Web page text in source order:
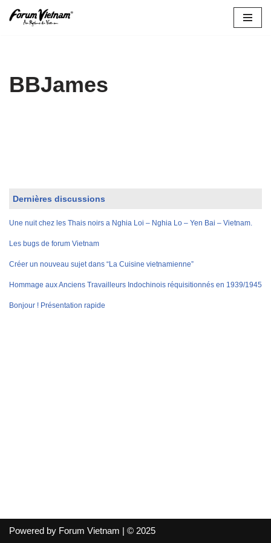
BBJames
Dernières discussions
Une nuit chez les Thais noirs a Nghia Loi – Nghia Lo – Yen Bai – Vietnam.
Les bugs de forum Vietnam
Créer un nouveau sujet dans “La Cuisine vietnamienne”
Hommage aux Anciens Travailleurs Indochinois réquisitionnés en 1939/1945
Bonjour ! Présentation rapide
Powered by Forum Vietnam | © 2025